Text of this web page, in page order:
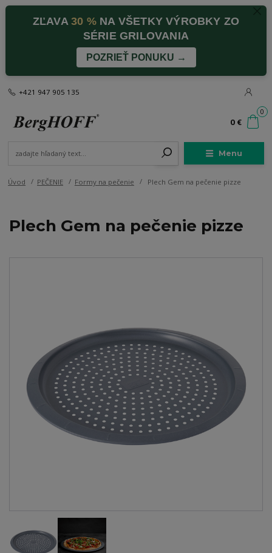
ZĽAVA30 %NA VŠETKY VÝROBKY ZO
SÉRIE GRILOVANIA
POZRIEŤ PONUKU →
Menu
+421 947 905 135
0
0 €
Úvod PEČENIE Formy na pečenie Plech Gem na pečenie pizze
Plech Gem na pečenie pizze